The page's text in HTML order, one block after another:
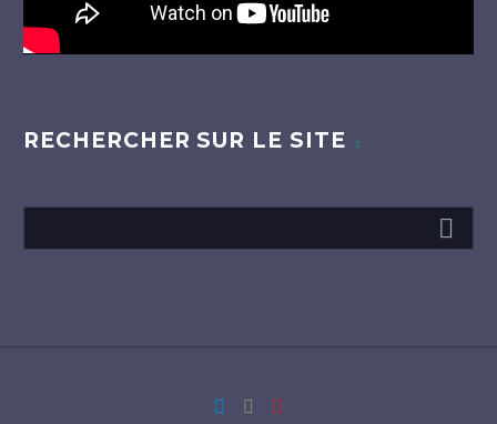
RECHERCHER SUR LE SITE